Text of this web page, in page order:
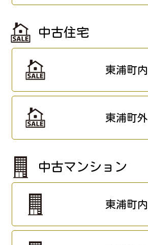
中古住宅
東浦町内
東浦町外
中古マンション
東浦町内